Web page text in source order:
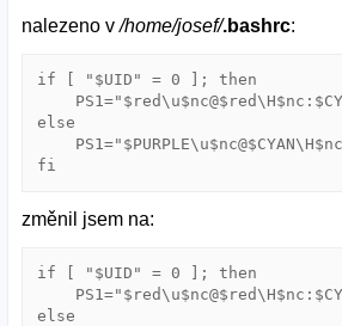
nalezeno v/home/josef/.bashrc:
if [ "$UID" = 0 ]; then
else
fi
změnil jsem na:
if [ "$UID" = 0 ]; then
else